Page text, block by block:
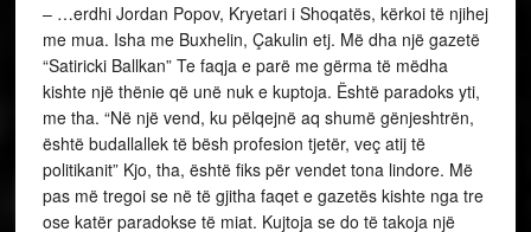
– …erdhi Jordan Popov, Kryetari i Shoqatës, kërkoi të njihej
me mua. Isha me Buxhelin, Çakulin etj. Më dha një gazetë
“Satiricki Ballkan” Te faqja e parë me gërma të mëdha
kishte një thënie që unë nuk e kuptoja. Është paradoks yti,
me tha. “Në një vend, ku pëlqejnë aq shumë gënjeshtrën,
është budallallek të bësh profesion tjetër, veç atij të
politikanit” Kjo, tha, është fiks për vendet tona lindore. Më
pas më tregoi se në të gjitha faqet e gazetës kishte nga tre
ose katër paradokse të miat. Kujtoja se do të takoja një